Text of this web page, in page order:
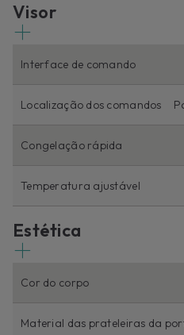
Visor
Interface de comando
Localização dos comandos
Congelação rápida
Temperatura ajustável
Estética
Cor do corpo
Material das prateleiras da